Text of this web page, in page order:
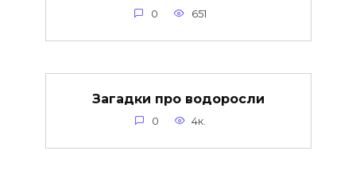
0 651
Загадки про водоросли
0 4к.